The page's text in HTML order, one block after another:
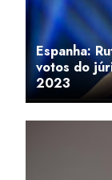
Espanha:
votos do
2023